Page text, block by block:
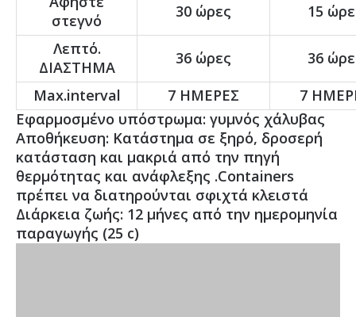
στεγνό
30 ώρες
15
Λεπτό.
ΔΙΑΣΤΗΜΑ
36 ώρες
36
Max.interval
7 ΗΜΕΡΕΣ
7
Εφαρμοσμένο υπόστρωμα: γυμνός χάλυβας
Αποθήκευση: Κατάστημα σε ξηρό, δροσερή
κατάσταση και μακριά από την πηγή
θερμότητας και ανάφλεξης .Containers
πρέπει να διατηρούνται σφιχτά κλειστά
Διάρκεια ζωής: 12 μήνες από την ημερομηνία
παραγωγής (25 c)